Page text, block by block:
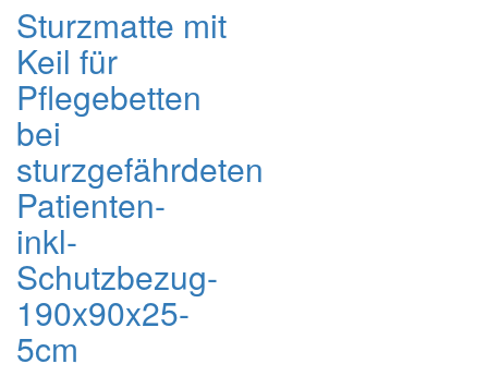
Sturzmatte mit
Keil für
Pflegebetten
bei
sturzgefährdeten
Patienten-
inkl-
Schutzbezug-
190x90x25-
5cm